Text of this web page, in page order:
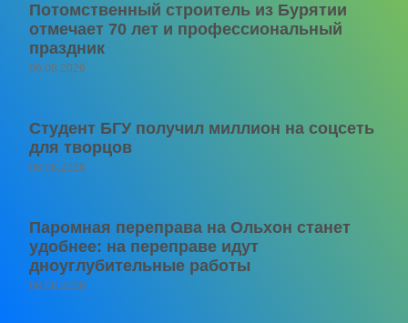
Потомственный строитель из Бурятии
отмечает 70 лет и профессиональный
праздник
06.08.2026
Студент БГУ получил миллион на соцсеть
для творцов
06.08.2026
Паромная переправа на Ольхон станет
удобнее: на переправе идут
дноуглубительные работы
06.08.2026